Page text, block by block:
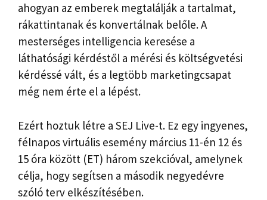
ahogyan az emberek megtalálják a tartalmat,
rákattintanak és konvertálnak belőle. A
mesterséges intelligencia keresése a
láthatósági kérdéstől a mérési és költségvetési
kérdéssé vált, és a legtöbb marketingcsapat
még nem érte el a lépést.
Ezért hoztuk létre a SEJ Live-t. Ez egy ingyenes,
félnapos virtuális esemény március 11-én 12 és
15 óra között (ET) három szekcióval, amelynek
célja, hogy segítsen a második negyedévre
szóló terv elkészítésében.